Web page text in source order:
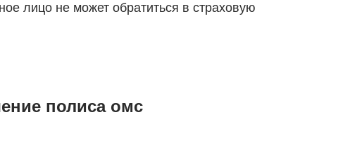
лицо не может обратиться в страховую
полиса омс